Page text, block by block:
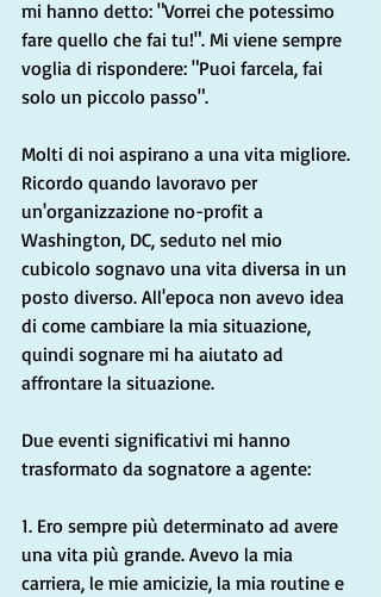
mi hanno detto: "Vorrei che potessimo
fare quello che fai tu!". Mi viene sempre
voglia di rispondere: "Puoi farcela, fai
solo un piccolo passo".
Molti di noi aspirano a una vita migliore.
Ricordo quando lavoravo per
un'organizzazione no-profit a
Washington, DC, seduto nel mio
cubicolo sognavo una vita diversa in un
posto diverso. All'epoca non avevo idea
di come cambiare la mia situazione,
quindi sognare mi ha aiutato ad
affrontare la situazione.
Due eventi significativi mi hanno
trasformato da sognatore a agente:
1. Ero sempre più determinato ad avere
una vita più grande. Avevo la mia
carriera, le mie amicizie, la mia routine e